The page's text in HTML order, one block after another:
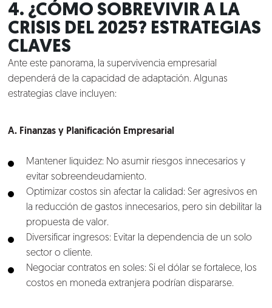
4. ¿CÓMO SOBREVIVIR A LA
CRISIS DEL 2025? ESTRATEGIAS
CLAVES
Ante este panorama, la supervivencia empresarial
dependerá de la capacidad de adaptación. Algunas
estrategias clave incluyen:
A. Finanzas y Planificación Empresarial
Mantener liquidez: No asumir riesgos innecesarios y
evitar sobreendeudamiento.
Optimizar costos sin afectar la calidad: Ser agresivos en
la reducción de gastos innecesarios, pero sin debilitar la
propuesta de valor.
Diversificar ingresos: Evitar la dependencia de un solo
sector o cliente.
Negociar contratos en soles: Si el dólar se fortalece, los
costos en moneda extranjera podrían dispararse.